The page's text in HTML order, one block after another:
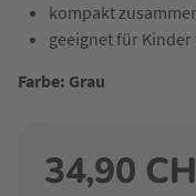
kompakt
geeignet für Kinder
Farbe: Grau
34,90